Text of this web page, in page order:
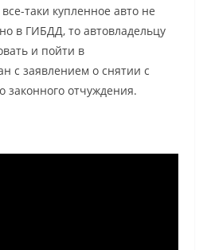
таки купленное авто не
в ГИБДД, то автовладельцу
и пойти в
с заявлением о снятии с
законного отчуждения.